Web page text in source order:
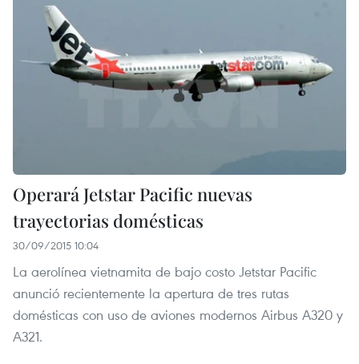
Operará Jetstar Pacific nuevas
trayectorias domésticas
30/09/2015 10:04
La aerolínea vietnamita de bajo costo Jetstar Pacific
anunció recientemente la apertura de tres rutas
domésticas con uso de aviones modernos Airbus A320 y
A321.